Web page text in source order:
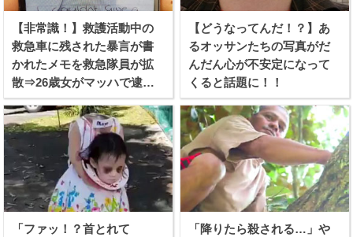
【非常識！】救護活動中の
救急車に残された暴言が書
かれたメモを救急隊員が拡
散⇒26歳女がマッハで逮捕
される！
【どうなってんだ！？】あ
るオッサンたちの写真がだ
んだん心が不安定になって
くると話題に！！
「ファッ！？首とれて
「降りたら殺される…」や